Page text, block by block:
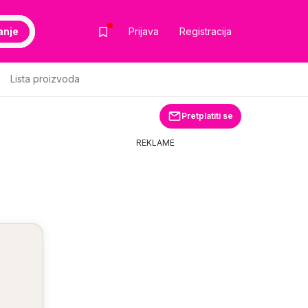
Prijava Registracija
Lista proizvoda
Pretplatiti se
REKLAME